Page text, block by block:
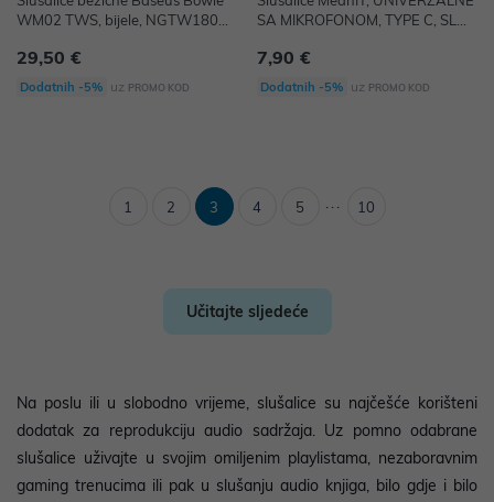
WM02 TWS, bijele, NGTW18000
29,50 €
Dodatnih -5% uz PROMO KOD
SA MIKROFONOM, TYPE C, SLU
7,90 €
Dodatnih -5% uz PROMO KOD
1 2 3 4 5 ... 10
Učitajte sljedeće
Na poslu ili u slobodno vrijeme, slušalice su najčešće korišteni
dodatak za reprodukciju audio sadržaja. Uz pomno odabrane
slušalice uživajte u svojim omiljenim playlistama, nezaboravnim
gaming trenucima ili pak u slušanju audio knjiga, bilo gdje i bilo